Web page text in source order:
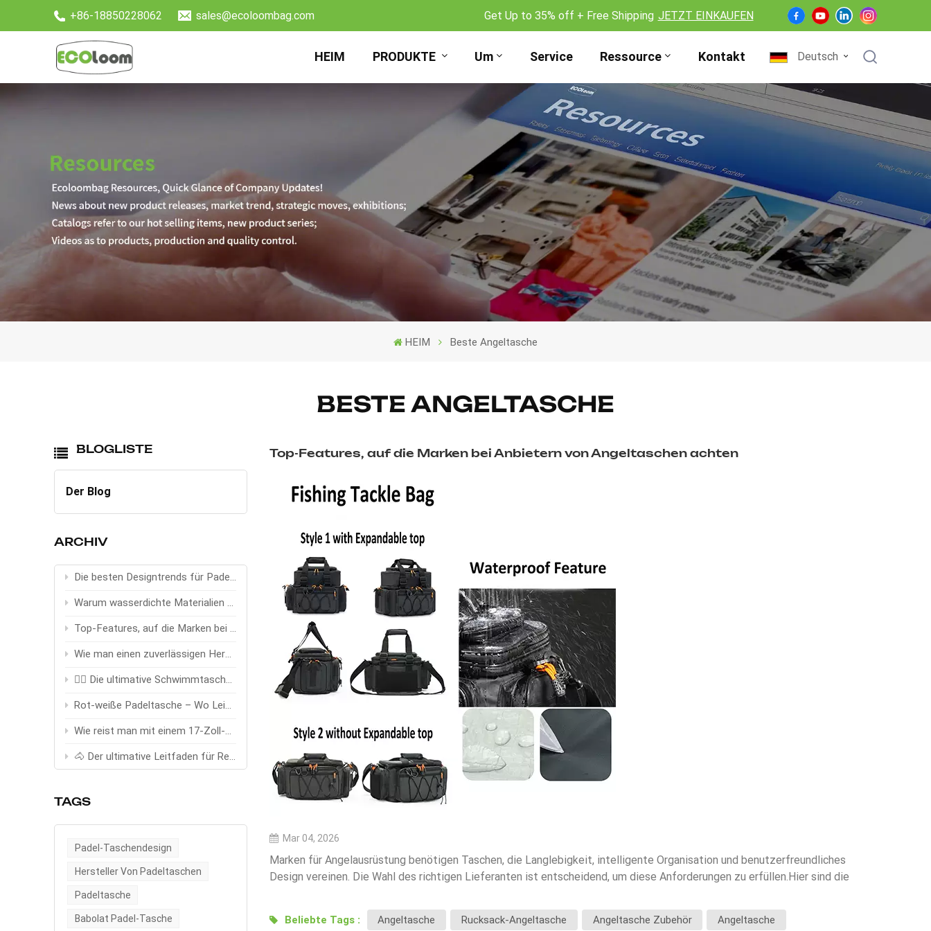
+86-18850228062 sales@ecoloombag.com Get Up to 35% off + Free Shipping JETZT EINKAUFEN
HEIM PRODUKTE Um Service Ressource Kontakt Deutsch
English
Español
Nederlands
HEIM Beste Angeltasche
BESTE ANGELTASCHE
BLOGLISTE
Der Blog
ARCHIV
Die besten Designtrends für Padel-Taschen 2026
Warum wasserdichte Materialien bei Sport- und Outdoor-Taschen wichtig sind
Top-Features, auf die Marken bei Anbietern von Angeltaschen achten
Wie man einen zuverlässigen Hersteller von Trinkwesten auswählt (OEM-Leitfaden)
🏊‍♂️ Die ultimative Schwimmtasche – Entwickelt für Schwimmer, gebaut für Höchstleistungen
Rot-weiße Padeltasche – Wo Leidenschaft auf Zielstrebigkeit trifft
Wie reist man mit einem 17-Zoll-Trolley stilvoll und clever?
🐴 Der ultimative Leitfaden für Reittaschen: Die größten Ausrüstungsprobleme der Reiter mit Stil und Funktion lösen
TAGS
Padel-Taschendesign
Hersteller Von Padeltaschen
Padeltasche
Babolat Padel-Tasche
Top-Features, auf die Marken bei Anbietern von Angeltaschen achten
Mar 04, 2026
Marken für Angelausrüstung benötigen Taschen, die Langlebigkeit, intelligente Organisation und benutzerfreundliches
Design vereinen. Die Wahl des richtigen Lieferanten ist entscheidend, um diese Anforderungen zu erfüllen.Hier sind die
SpeicherdesignModerne Angeltaschen sollten flexible Aufbewahrungsmöglichkeiten bieten, darunter:Erweiterbare obere
FächerMehrere interne TrennwändePlatz für Angelkoffer und ZubehörDies ermöglicht es Anglern, ihre Ausrüstung effizient
Beliebte Tags : Angeltasche Rucksack-Angeltasche Angeltasche Zubehör
Angeltasche